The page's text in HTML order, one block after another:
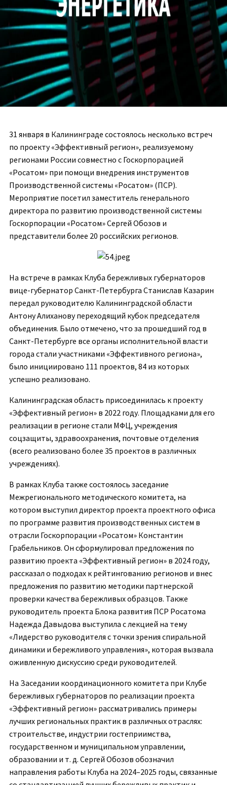
31 января в Калининграде состоялось несколько встреч
по проекту «Эффективный регион», реализуемому
регионами России совместно с Госкорпорацией
«Росатом» при помощи внедрения инструментов
Производственной системы «Росатом» (ПСР).
Мероприятие посетил заместитель генерального
директора по развитию производственной системы
Госкорпорации «Росатом» Сергей Обозов и
представители более 20 российских регионов.
На встрече в рамках Клуба бережливых губернаторов
вице-губернатор Санкт-Петербурга Станислав Казарин
передал руководителю Калининградской области
Антону Алиханову переходящий кубок председателя
объединения. Было отмечено, что за прошедший год в
Санкт-Петербурге все органы исполнительной власти
города стали участниками «Эффективного региона»,
было инициировано 111 проектов, 84 из которых
успешно реализовано.
Калининградская область присоединилась к проекту
«Эффективный регион» в 2022 году. Площадками для его
реализации в регионе стали МФЦ, учреждения
соцзащиты, здравоохранения, почтовые отделения
(всего реализовано более 35 проектов в различных
учреждениях).
В рамках Клуба также состоялось заседание
Межрегионального методического комитета, на
котором выступил директор проекта проектного офиса
по программе развития производственных систем в
отрасли Госкорпорации «Росатом» Константин
Грабельников. Он сформулировал предложения по
развитию проекта «Эффективный регион» в 2024 году,
рассказал о подходах к рейтингованию регионов и внес
предложения по развитию методики партнерской
проверки качества бережливых образцов. Также
руководитель проекта Блока развития ПСР Росатома
Надежда Давыдова выступила с лекцией на тему
«Лидерство руководителя с точки зрения спиральной
динамики и бережливого управления», которая вызвала
оживленную дискуссию среди руководителей.
На Заседании координационного комитета при Клубе
бережливых губернаторов по реализации проекта
«Эффективный регион» рассматривались примеры
лучших региональных практик в различных отраслях:
строительстве, индустрии гостеприимства,
государственном и муниципальном управлении,
образовании и т. д. Сергей Обозов обозначил
направления работы Клуба на 2024–2025 годы, связанные